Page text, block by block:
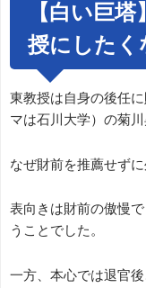
【白い巨
授にしたく
東教授は自身の後任
マは石川大学）の菊
なぜ財前を推薦せず
表向きは財前の傲慢
うことでした。
一方、本心では退官